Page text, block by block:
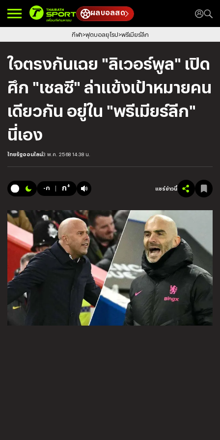
ผลบอลสด
กีฬา ฟุตบอลยุโรป พรีเมียร์ลีก
ใจตรงกันเฉย "ลิเวอร์พูล" เปิด
ศึก "เชลซี" ล่าแข้งเป้าหมายคน
เดียวกัน อยู่ใน "พรีเมียร์ลีก"
นี่เอง
ไทยรัฐออนไลน์3 พ.ค. 2568 14:38 น.
-ก ก+ แชร์ข่าวนี้